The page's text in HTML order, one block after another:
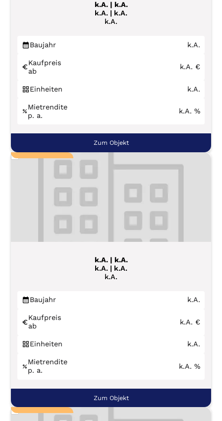
k.A. | k.A.
k.A. | k.A.
k.A.
Baujahr k.A.
Kaufpreis
ab
k.A. €
Einheiten k.A.
Mietrendite
p. a.
k.A. %
Zum Objekt
k.A. | k.A.
k.A. | k.A.
k.A.
Baujahr k.A.
Kaufpreis
ab
k.A. €
Einheiten k.A.
Mietrendite
p. a.
k.A. %
Zum Objekt